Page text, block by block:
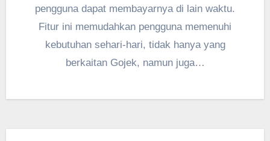
pengguna dapat membayarnya di lain waktu.
Fitur ini memudahkan pengguna memenuhi
kebutuhan sehari-hari, tidak hanya yang
berkaitan Gojek, namun juga…